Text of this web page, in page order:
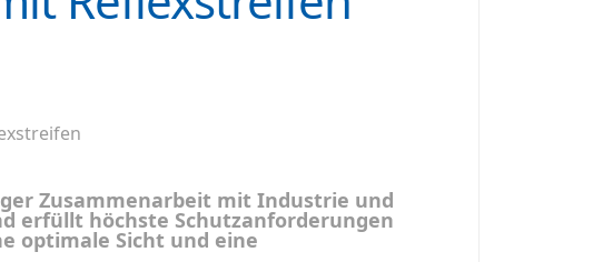
Zusammenarbeit mit Industrie und
erfüllt höchste Schutzanforderungen
optimale Sicht und eine